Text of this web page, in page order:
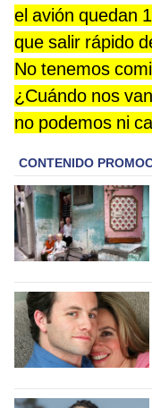
el avión quedan
que salir rápido
No tenemos
¿Cuándo nos
no podemos ni